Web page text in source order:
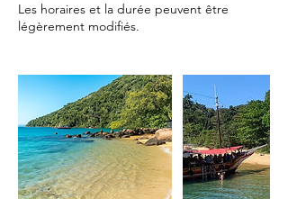
Les horaires et la durée peuvent être
légèrement modifiés.